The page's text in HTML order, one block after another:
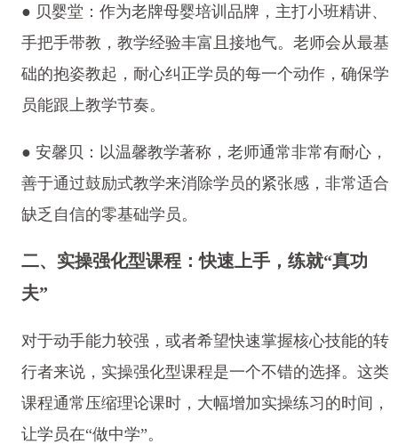
● 贝婴堂：作为老牌母婴培训品牌，主打小班精讲、
手把手带教，教学经验丰富且接地气。老师会从最基
础的抱姿教起，耐心纠正学员的每一个动作，确保学
员能跟上教学节奏。
● 安馨贝：以温馨教学著称，老师通常非常有耐心，
善于通过鼓励式教学来消除学员的紧张感，非常适合
缺乏自信的零基础学员。
二、实操强化型课程：快速上手，练就“真功
夫”
对于动手能力较强，或者希望快速掌握核心技能的转
行者来说，实操强化型课程是一个不错的选择。这类
课程通常压缩理论课时，大幅增加实操练习的时间，
让学员在“做中学”。